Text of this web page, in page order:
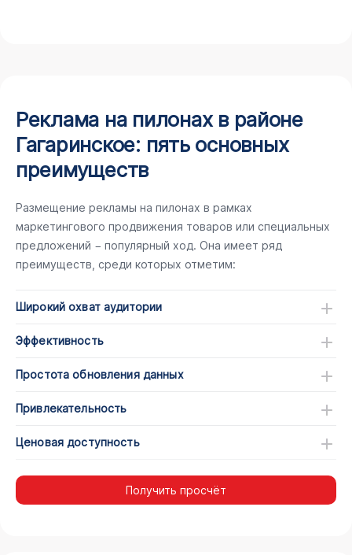
Реклама на пилонах в районе
Гагаринское: пять основных
преимуществ
Размещение рекламы на пилонах в рамках
маркетингового продвижения товаров или специальных
предложений − популярный ход. Она имеет ряд
преимуществ, среди которых отметим:
Широкий охват аудитории
Эффективность
Простота обновления данных
Привлекательность
Ценовая доступность
Получить просчёт